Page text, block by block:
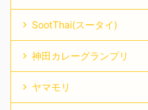
SootThai(スータイ)
神田カレーグランプリ
ヤマモリ